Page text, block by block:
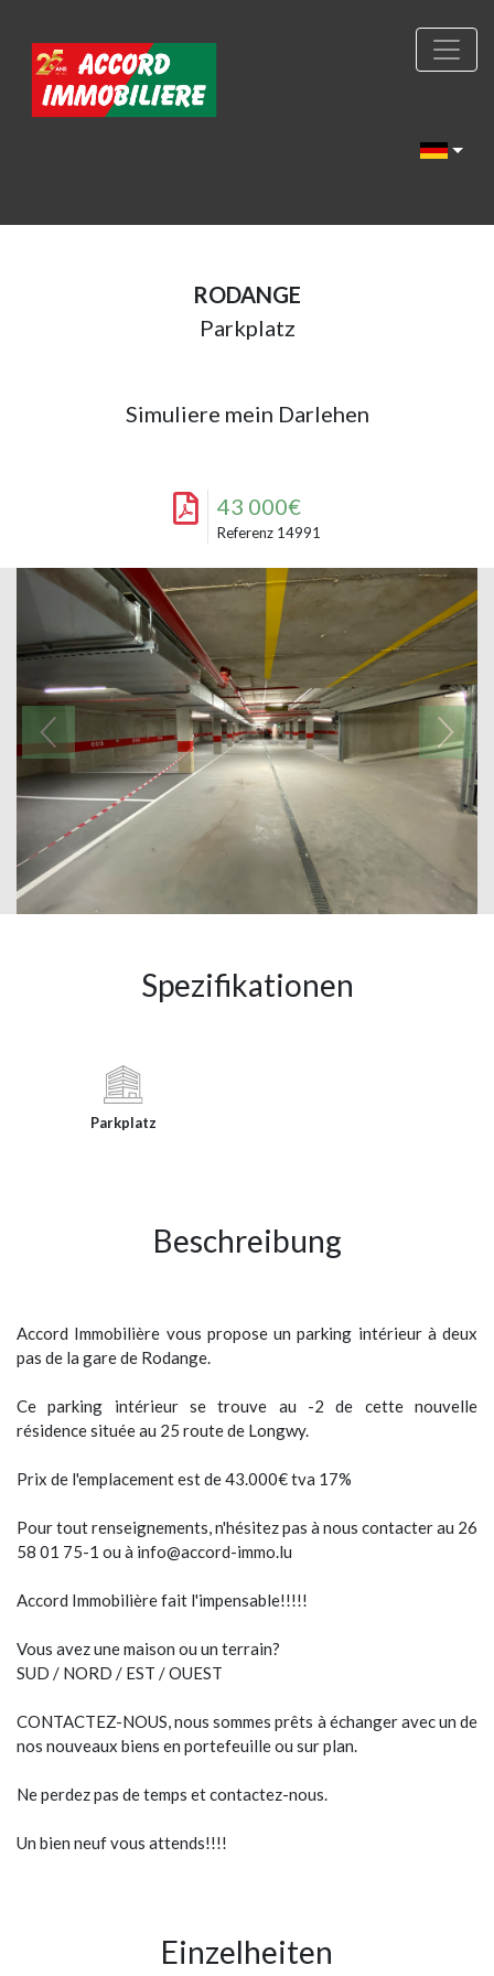
RODANGE
Parkplatz
Simuliere mein Darlehen
43 000€
Referenz 14991
Spezifikationen
Parkplatz
Beschreibung
Accord Immobilière vous propose un parking intérieur à deux
pas de la gare de Rodange.
Ce parking intérieur se trouve au -2 de cette nouvelle
résidence située au 25 route de Longwy.
Prix de l'emplacement est de 43.000€ tva 17%
Pour tout renseignements, n'hésitez pas à nous contacter au 26
58 01 75-1 ou à info@accord-immo.lu
Accord Immobilière fait l'impensable!!!!!
Vous avez une maison ou un terrain?
SUD / NORD / EST / OUEST
CONTACTEZ-NOUS, nous sommes prêts à échanger avec un de
nos nouveaux biens en portefeuille ou sur plan.
Ne perdez pas de temps et contactez-nous.
Un bien neuf vous attends!!!!
Einzelheiten